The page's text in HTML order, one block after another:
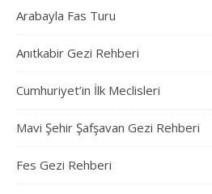
Arabayla Fas Turu
Anıtkabir Gezi Rehberi
Cumhuriyet’in İlk Meclisleri
Mavi Şehir Şafşavan Gezi Rehberi
Fes Gezi Rehberi